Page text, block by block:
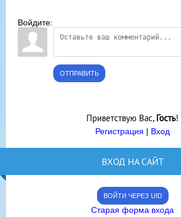
Войдите:
ОТПРАВИТЬ
Приветствую Вас, Гость!
Регистрация | Вход
ВХОД НА САЙТ
ВОЙТИ ЧЕРЕЗ UID
Старая форма входа